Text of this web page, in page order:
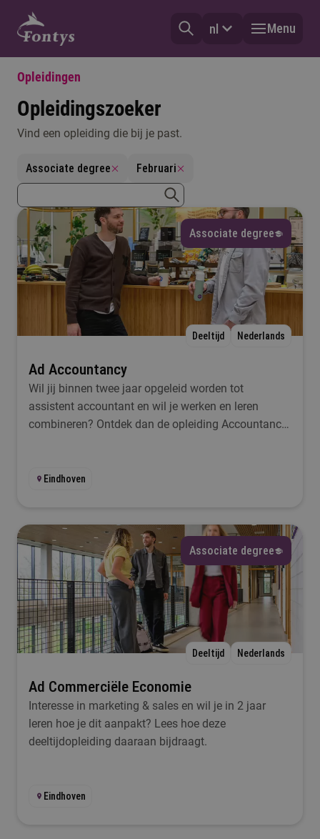
nl Menu
Vorm
Selecteer
Type
Selecteer
Mijn vooropleiding
Selecteer
Taal
Startmoment
Selecteer
Duur
Selecteer
Filteren
Opleidingen
Opleidingszoeker
Vind een opleiding die bij je past.
Associate degree
Februari
zoekterm
zoeken
Associate degree
Deeltijd Nederlands
Ad Accountancy
Wil jij binnen twee jaar opgeleid worden tot
assistent accountant en wil je werken en leren
combineren? Ontdek dan de opleiding Accountancy
Eindhoven
Associate degree
Deeltijd Nederlands
Ad Commerciële Economie
Interesse in marketing & sales en wil je in 2 jaar
leren hoe je dit aanpakt? Lees hoe deze
deeltijdopleiding daaraan bijdraagt.
Eindhoven